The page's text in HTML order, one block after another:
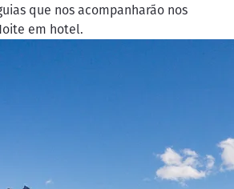
que nos acompanharão nos
em hotel.